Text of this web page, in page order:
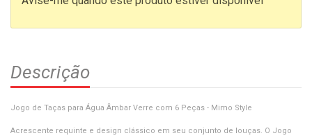
Descrição
Jogo de Taças para Água Âmbar Verre com 6 Peças - Mimo Style
Acrescente requinte e design clássico em seu conjunto de louças. O Jogo